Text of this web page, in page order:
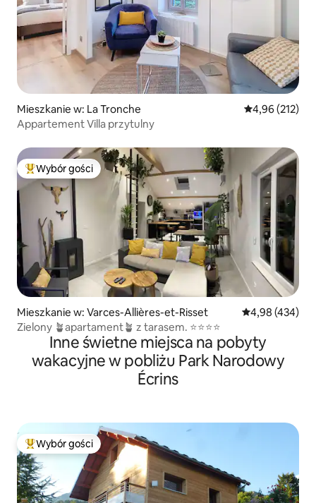
Mieszkanie w: La Tronche Średnia
4,96 (212)
Appartement Villa przytulny
Najpopularniejsze z kategorii Wybór gości
Wybór gości
Mieszkanie w: Varces-Allières-et-Risset Średnia
4,98 (434)
Zielony 🪴apartament🪴 z tarasem. ⭐️⭐️⭐️⭐️
Inne świetne miejsca na pobyty
wakacyjne w pobliżu Park Narodowy
Écrins
Najpopularniejsze z kategorii Wybór gości
Wybór gości